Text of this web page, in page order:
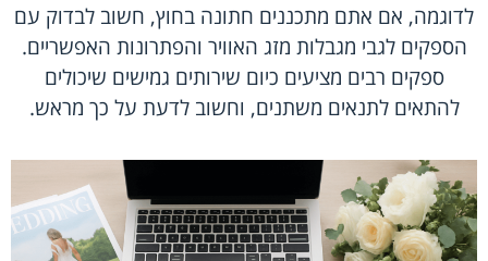
לדוגמה, אם אתם מתכננים חתונה בחוץ, חשוב לבדוק עם
הספקים לגבי מגבלות מזג האוויר והפתרונות האפשריים.
ספקים רבים מציעים כיום שירותים גמישים שיכולים
להתאים לתנאים משתנים, וחשוב לדעת על כך מראש.